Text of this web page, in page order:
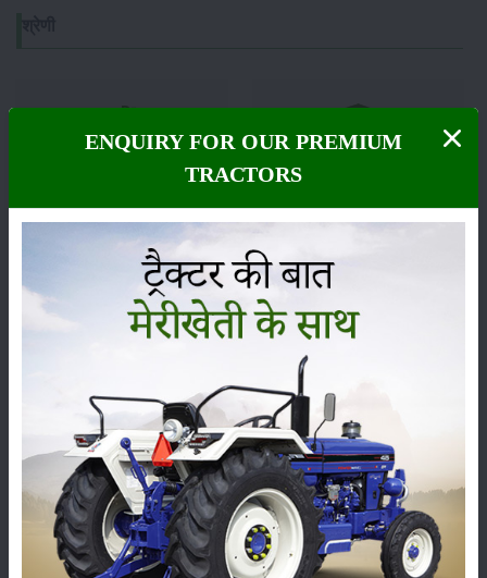
कीटनाशक
कृषि यंत्र
सम्पादकीय अन्य
ENQUIRY FOR OUR PREMIUM
TRACTORS